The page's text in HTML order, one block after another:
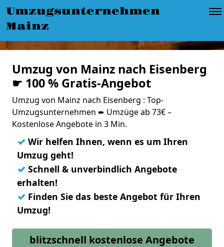
Umzugsunternehmen
Mainz
Umzug von Mainz nach Eisenberg
☛ 100 % Gratis-Angebot
Umzug von Mainz nach Eisenberg : Top-
Umzugsunternehmen ➨ Umzüge ab 73€ –
Kostenlose Angebote in 3 Min.
✓ Wir helfen Ihnen, wenn es um Ihren
Umzug geht!
✓ Schnell & unverbindlich Angebote
erhalten!
✓ Finden Sie das beste Angebot für Ihren
Umzug!
blitzschnell kostenlose Angebote